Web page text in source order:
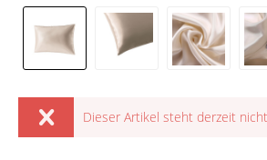
Dieser Artikel steht derzeit